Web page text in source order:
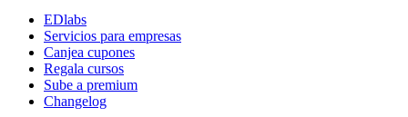
EDlabs
Servicios para empresas
Canjea cupones
Regala cursos
Sube a premium
Changelog